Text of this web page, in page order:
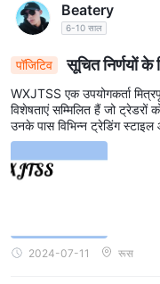
Beatery
6-10 साल
पॉजिटिव
सूचित निर्णयों के
प्लेटफॉर्म
WXJTSS एक उपयोगकर्ता
विशेषताएं सम्मिलित हैं जो
उनके पास विभिन्न ट्रेडिंग
2024-07-11 रूस